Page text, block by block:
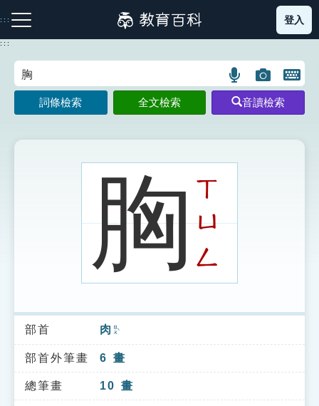
到
主
:::
注音索引圖示 筆畫索引圖示 部首索引表圖示
索引選單
知識索引
單字索引
登入
:::
語
言
搜
示
圖
片
搜
開
鍵
圖
詞條檢索 全文檢索 音讀檢索
胸ㄒ
ㄩ
ㄥ
部首 肉 ㄖㄡˋ
部首外筆畫 6 畫
總筆畫 10 畫